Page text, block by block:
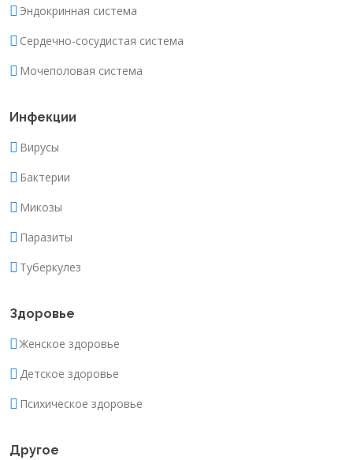
Эндокринная система
Сердечно-сосудистая система
Мочеполовая система
Инфекции
Вирусы
Бактерии
Микозы
Паразиты
Туберкулез
Здоровье
Женское здоровье
Детское здоровье
Психическое здоровье
Другое